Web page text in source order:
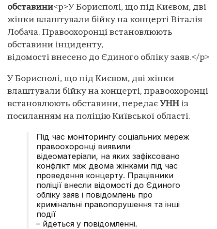
обставини<p>У Борисполі, що під Києвом, дві
жінки влаштували бійку на концерті Віталія
Лобача. Правоохоронці встановлюють
обставини інциденту,
відомості внесено до Єдиного обліку заяв.</p>
У Борисполі, що під Києвом, дві жінки
влаштували бійку на концерті, правоохоронці
встановлюють обставини, передає УНН із
посиланням на поліцію Київської області.
Під час моніторингу соціальних мереж
правоохоронці виявили
відеоматеріали, на яких зафіксовано
конфлікт між двома жінками під час
проведення концерту. Працівники
поліції внесли відомості до Єдиного
обліку заяв і повідомлень про
кримінальні правопорушення та інші
події
– йдеться у повідомленні.